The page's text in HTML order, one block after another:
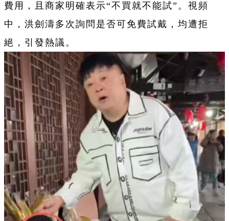
費用，且商家明確表示“不買就不能試”。視頻
中，洪劍濤多次詢問是否可免費試戴，均遭拒
絕，引發熱議。